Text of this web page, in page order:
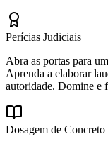
Perícias Judiciais
Abra as portas para
Aprenda a elaborar
autoridade. Domine e
Dosagem de Concreto